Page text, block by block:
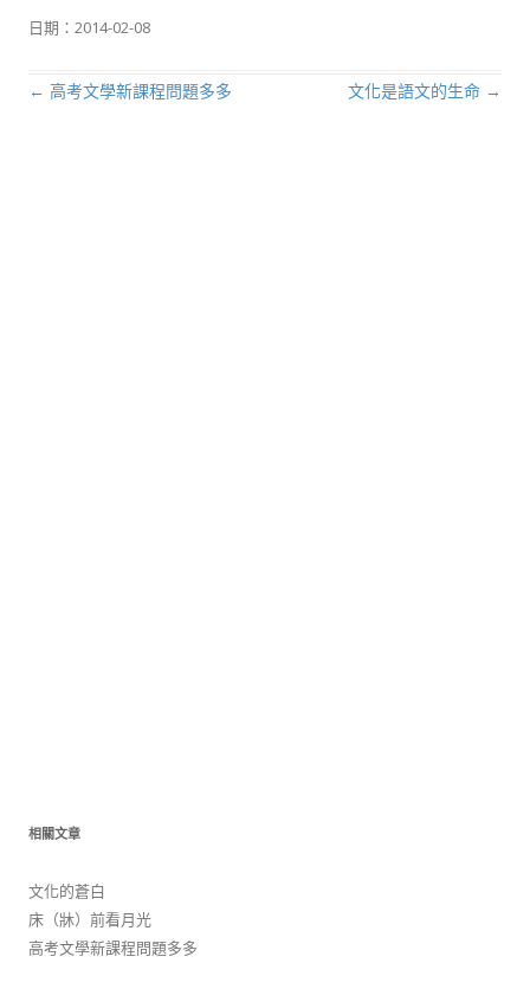
日期： 2014-02-08
文章導航列
← 高考文學新課程問題多多 文化是語文的生命 →
相關文章
文化的蒼白
床（牀）前看月光
高考文學新課程問題多多